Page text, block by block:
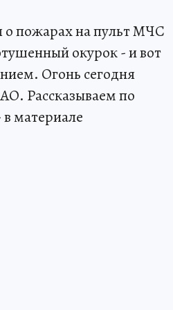
о пожарах на пульт МЧС
окурок - и вот
Огонь сегодня
Рассказываем по
материале